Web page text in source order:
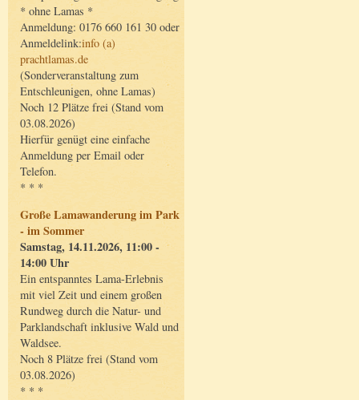
* ohne Lamas *
Anmeldung: 0176 660 161 30 oder
Anmeldelink:info (a)
prachtlamas.de
(Sonderveranstaltung zum
Entschleunigen, ohne Lamas)
Noch 12 Plätze frei (Stand vom
03.08.2026)
Hierfür genügt eine einfache
Anmeldung per Email oder
Telefon.
* * *
Große Lamawanderung im Park
- im Sommer
Samstag, 14.11.2026, 11:00 -
14:00 Uhr
Ein entspanntes Lama-Erlebnis
mit viel Zeit und einem großen
Rundweg durch die Natur- und
Parklandschaft inklusive Wald und
Waldsee.
Noch 8 Plätze frei (Stand vom
03.08.2026)
* * *